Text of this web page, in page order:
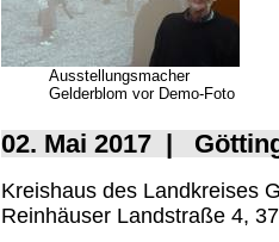
Ausstellungsmacher
Gelderblom vor Demo-Foto
02. Mai 2017 |
Kreishaus des Landkreises
Reinhäuser Landstraße 4,